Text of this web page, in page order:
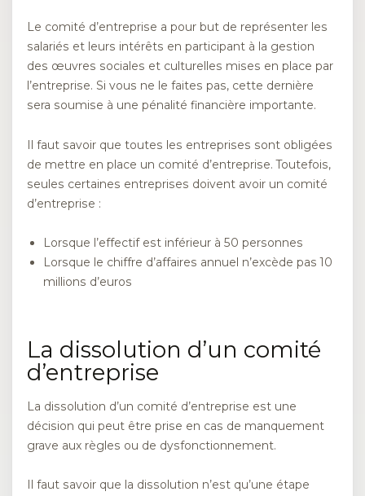
Le comité d’entreprise a pour but de représenter les
salariés et leurs intérêts en participant à la gestion
des œuvres sociales et culturelles mises en place par
l’entreprise. Si vous ne le faites pas, cette dernière
sera soumise à une pénalité financière importante.
Il faut savoir que toutes les entreprises sont obligées
de mettre en place un comité d’entreprise. Toutefois,
seules certaines entreprises doivent avoir un comité
d’entreprise :
Lorsque l’effectif est inférieur à 50 personnes
Lorsque le chiffre d’affaires annuel n’excède pas 10
millions d’euros
La dissolution d’un comité
d’entreprise
La dissolution d’un comité d’entreprise est une
décision qui peut être prise en cas de manquement
grave aux règles ou de dysfonctionnement.
Il faut savoir que la dissolution n’est qu’une étape